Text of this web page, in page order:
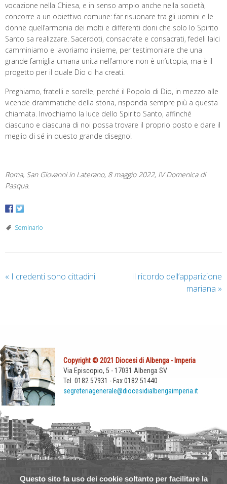
Questo sito fa uso dei cookie soltanto per facilitare la
vocazione nella Chiesa, e in senso ampio anche nella società,
concorre a un obiettivo comune: far risuonare tra gli uomini e le
donne quell’armonia dei molti e differenti doni che solo lo Spirito
Santo sa realizzare. Sacerdoti, consacrate e consacrati, fedeli laici
camminiamo e lavoriamo insieme, per testimoniare che una
grande famiglia umana unita nell’amore non è un’utopia, ma è il
progetto per il quale Dio ci ha creati.
Preghiamo, fratelli e sorelle, perché il Popolo di Dio, in mezzo alle
vicende drammatiche della storia, risponda sempre più a questa
chiamata. Invochiamo la luce dello Spirito Santo, affinché
ciascuno e ciascuna di noi possa trovare il proprio posto e dare il
meglio di sé in questo grande disegno!
Roma, San Giovanni in Laterano, 8 maggio 2022, IV Domenica di
Pasqua.
Seminario
« I credenti sono cittadini
Il ricordo dell’apparizione
mariana »
Copyright © 2021 Diocesi di Albenga - Imperia
Via Episcopio, 5 - 17031 Albenga SV
Tel. 0182 57931 - Fax 0182 51440
segreteriagenerale@diocesidialbengaimperia.it